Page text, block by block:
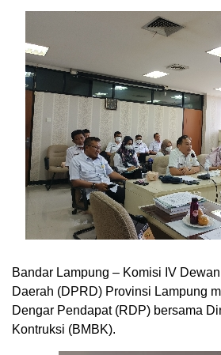
Bandar Lampung – Komisi IV
Daerah (DPRD) Provinsi Lampung
Dengar Pendapat (RDP) bersama
Kontruksi (BMBK).